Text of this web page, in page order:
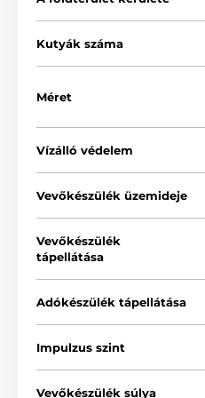
ADogtra EF-3500
megbízható technológiával
használatot. A kutyus
teljesen
készült. A szőrmók
tiltott határvonalat a
Kutyák száma
Méret
Vízálló védelem
Vevőkészülék üzemideje
Vevőkészülék
tápellátása
Adókészülék tápellátása
Impulzus szint
Vevőkészülék súlya